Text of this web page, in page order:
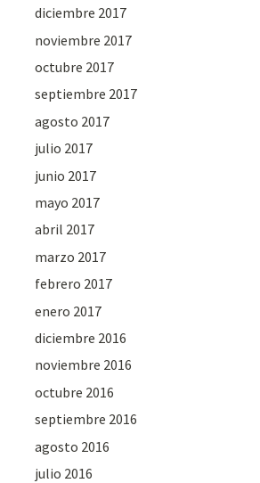
diciembre 2017
noviembre 2017
octubre 2017
septiembre 2017
agosto 2017
julio 2017
junio 2017
mayo 2017
abril 2017
marzo 2017
febrero 2017
enero 2017
diciembre 2016
noviembre 2016
octubre 2016
septiembre 2016
agosto 2016
julio 2016